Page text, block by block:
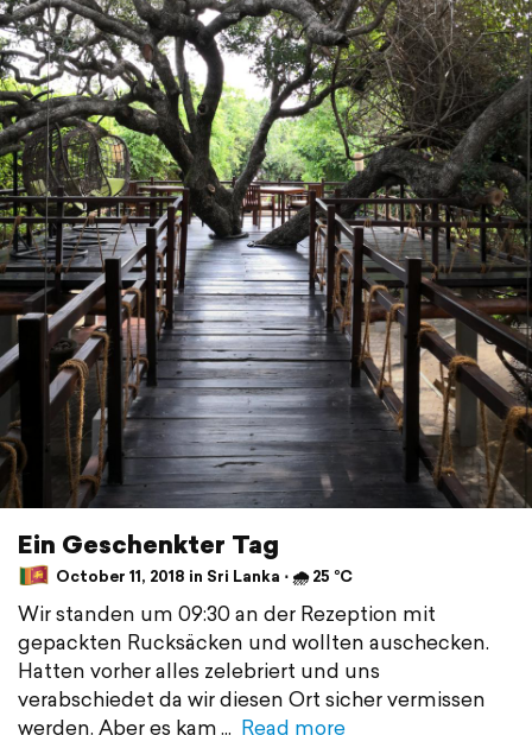
Ein Geschenkter Tag
October 11, 2018 in Sri Lanka ⋅ 🌧 25 °C
Wir standen um 09:30 an der Rezeption mit
gepackten Rucksäcken und wollten auschecken.
Hatten vorher alles zelebriert und uns
verabschiedet da wir diesen Ort sicher vermissen
werden. Aber es kam
Read more